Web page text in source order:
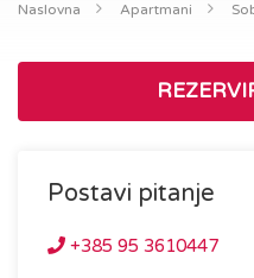
Naslovna Apartmani
Postavi pitanje
+385 95 3610447